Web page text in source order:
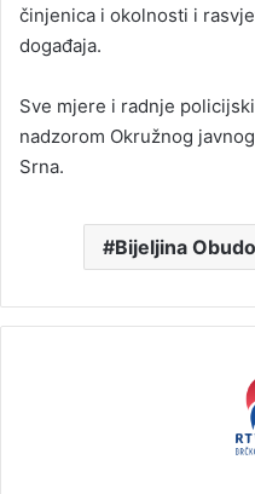
činjenica i okolnosti i
događaja.
Sve mjere i radnje
nadzorom Okružnog
Srna.
Bijeljina